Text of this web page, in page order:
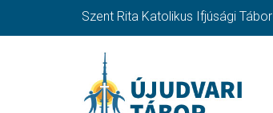
Szent Rita Katolikus Ifjúsági Tábor